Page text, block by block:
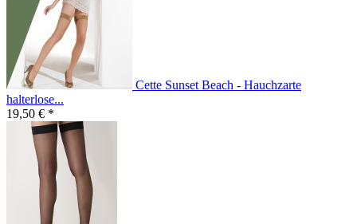
Cette Sunset Beach - Hauchzarte
halterlose...
19,50 € *